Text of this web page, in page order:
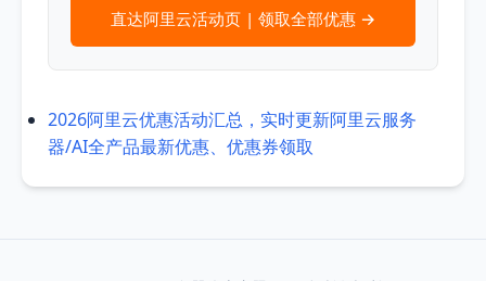
直达阿里云活动页 | 领取全部优惠 →
2026阿里云优惠活动汇总，实时更新阿里云服务
器/AI全产品最新优惠、优惠券领取